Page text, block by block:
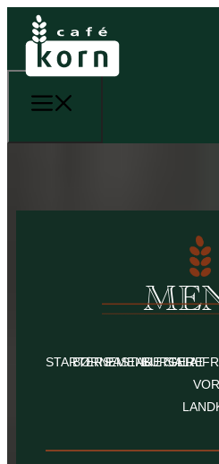
STARTERS
BØRNEMENU
PASTARETTER
BURGERE
SALAT